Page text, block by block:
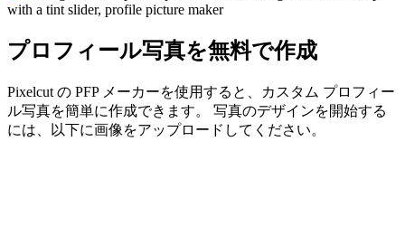
プロフィール写真を無料で作成
Pixelcut の PFP メーカーを使用すると、カスタム プロフィー
ル写真を簡単に作成できます。 写真のデザインを開始する
には、以下に画像をアップロードしてください。